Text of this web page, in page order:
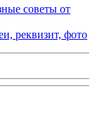
советы от
реквизит, фото